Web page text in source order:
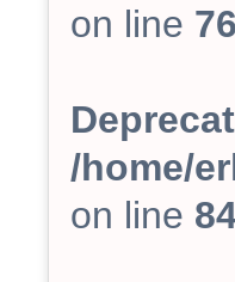
on line
/home/
on line